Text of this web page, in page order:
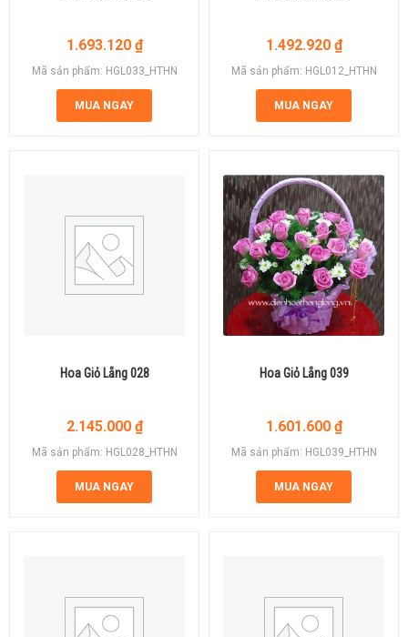
1.693.120 ₫
Mã sản phẩm: HGL033_HTHN
MUA NGAY
1.492.920 ₫
Mã sản phẩm: HGL012_HTHN
MUA NGAY
Hoa Giỏ Lẵng 028
2.145.000 ₫
Mã sản phẩm: HGL028_HTHN
MUA NGAY
Hoa Giỏ Lẵng 039
1.601.600 ₫
Mã sản phẩm: HGL039_HTHN
MUA NGAY